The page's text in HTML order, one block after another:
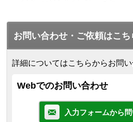
お問い合わせ・ご依頼はこち
詳細についてはこちらからお問い
Webでのお問い合わせ
入力フォームから